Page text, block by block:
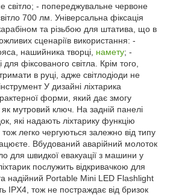
світло; - попереджувальне червоне
700 лм. Універсальна фіксація
та різьбою для штатива, що в
сценаріїв використання: -
нашийника творці, намету; -
фіксованого світла. Крім того,
в руці, адже світлодіоди не
У дизайні ліхтарика
форми, який дає змогу
як мутровий ключ. На задній панелі
які надають ліхтарику функцію
тож легко чергуються залежно від типу
Вбудований аварійний молоток
для швидкої евакуації з машини у
послужить відкривачкою для
надійний Portable Mini LED Flashlight
IPX4, тож не постраждає від бризок